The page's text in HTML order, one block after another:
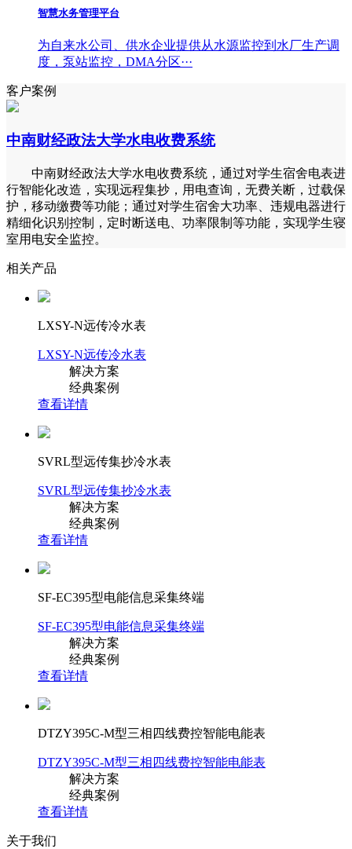
智慧水务管理平台
为自来水公司、供水企业提供从水源监控到水厂生产调
度，泵站监控，DMA分区···
客户案例
中南财经政法大学水电收费系统
中南财经政法大学水电收费系统，通过对学生宿舍电表进
行智能化改造，实现远程集抄，用电查询，无费关断，过载保
护，移动缴费等功能；通过对学生宿舍大功率、违规电器进行
精细化识别控制，定时断送电、功率限制等功能，实现学生寝
室用电安全监控。
相关产品
LXSY-N远传冷水表
LXSY-N远传冷水表
解决方案
经典案例
查看详情
SVRL型远传集抄冷水表
SVRL型远传集抄冷水表
解决方案
经典案例
查看详情
SF-EC395型电能信息采集终端
SF-EC395型电能信息采集终端
解决方案
经典案例
查看详情
DTZY395C-M型三相四线费控智能电能表
DTZY395C-M型三相四线费控智能电能表
解决方案
经典案例
查看详情
关于我们